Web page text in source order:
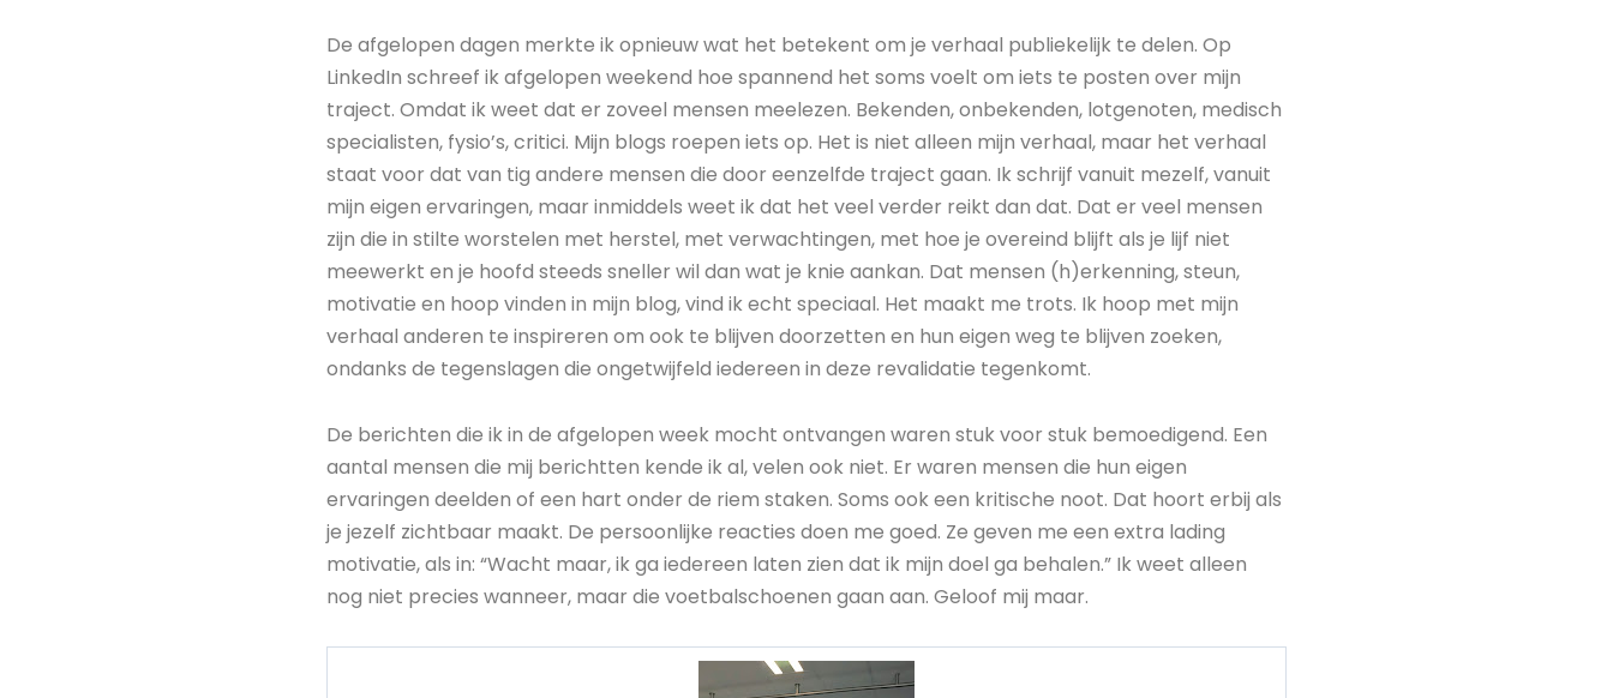
De afgelopen dagen merkte ik opnieuw wat het betekent om je verhaal publiekelijk te delen. Op
LinkedIn schreef ik afgelopen weekend hoe spannend het soms voelt om iets te posten over mijn
traject. Omdat ik weet dat er zoveel mensen meelezen. Bekenden, onbekenden, lotgenoten, medisch
specialisten, fysio’s, critici. Mijn blogs roepen iets op. Het is niet alleen mijn verhaal, maar het verhaal
staat voor dat van tig andere mensen die door eenzelfde traject gaan. Ik schrijf vanuit mezelf, vanuit
mijn eigen ervaringen, maar inmiddels weet ik dat het veel verder reikt dan dat. Dat er veel mensen
zijn die in stilte worstelen met herstel, met verwachtingen, met hoe je overeind blijft als je lijf niet
meewerkt en je hoofd steeds sneller wil dan wat je knie aankan. Dat mensen (h)erkenning, steun,
motivatie en hoop vinden in mijn blog, vind ik echt speciaal. Het maakt me trots. Ik hoop met mijn
verhaal anderen te inspireren om ook te blijven doorzetten en hun eigen weg te blijven zoeken,
ondanks de tegenslagen die ongetwijfeld iedereen in deze revalidatie tegenkomt.
De berichten die ik in de afgelopen week mocht ontvangen waren stuk voor stuk bemoedigend. Een
aantal mensen die mij berichtten kende ik al, velen ook niet. Er waren mensen die hun eigen
ervaringen deelden of een hart onder de riem staken. Soms ook een kritische noot. Dat hoort erbij als
je jezelf zichtbaar maakt. De persoonlijke reacties doen me goed. Ze geven me een extra lading
motivatie, als in: “Wacht maar, ik ga iedereen laten zien dat ik mijn doel ga behalen.” Ik weet alleen
nog niet precies wanneer, maar die voetbalschoenen gaan aan. Geloof mij maar.